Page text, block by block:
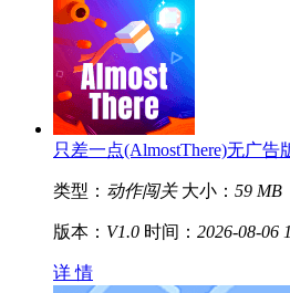
只差一点(AlmostThere)无广告
类型： 动作闯关 大小： 59 MB
版本： V1.0 时间： 2026-08-06
详 情